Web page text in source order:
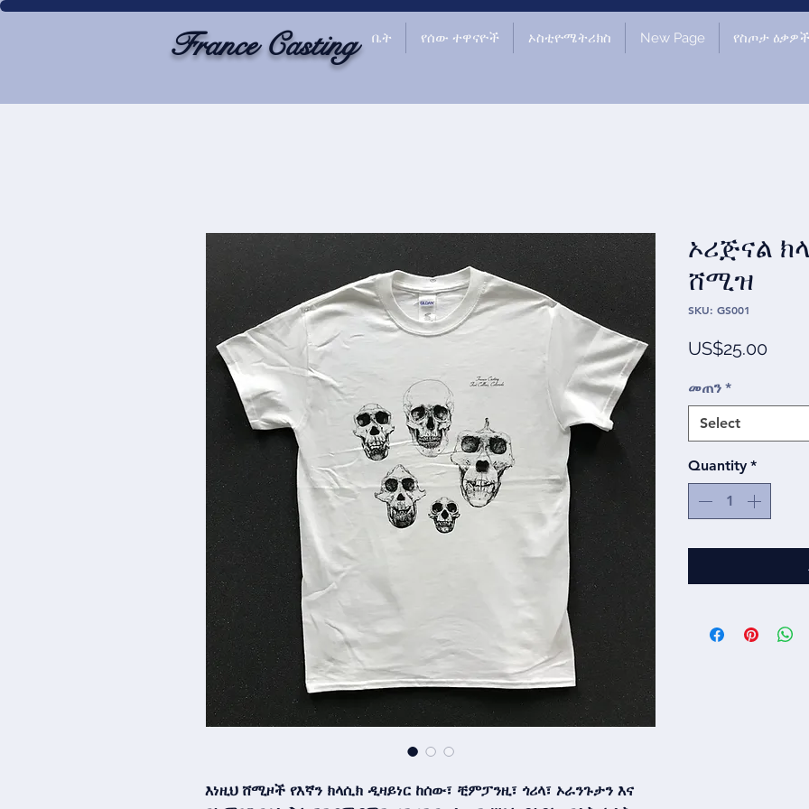
France Casting ቤት የሰው ተዋናዮች ኦስቲዮሜትሪክስ New Page የስጦታ
እነዚህ ሸሚዞች የእኛን ክላሲክ ዲዛይነር ከሰው፣ ቺምፓንዚ፣ ጎሪላ፣ ኦራንጉታን እና
ኦሪጅናል
ሸሚዝ
SKU: GS001
US$25.00Price
መጠን *
Select
Quantity *